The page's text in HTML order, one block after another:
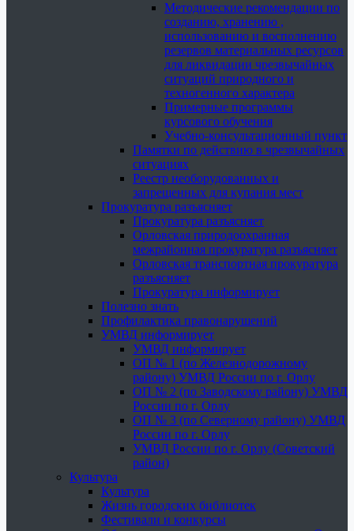
Методические рекомендации по
созданию, хранению ,
использованию и восполнению
резервов материальных ресурсов
для ликвидации чрезвычайных
ситуаций природного и
техногенного характера
Примерные программы
курсового обучения
Учебно-консультационный пункт
Памятки по действию в чрезвычайных
ситуациях
Реестр необорудованных и
запрещенных для купания мест
Прокуратура разъясняет
Прокуратура разъясняет
Орловская природоохранная
межрайонная прокуратура разъясняет
Орловская транспортная прокуратура
разъясняет
Прокуратура информирует
Полезно знать
Профилактика правонарушений
УМВД информирует
УМВД информирует
ОП № 1 (по Железнодорожному
району) УМВД России по г. Орлу
ОП № 2 (по Заводскому району) УМВД
России по г. Орлу
ОП № 3 (по Северному району) УМВД
России по г. Орлу
УМВД России по г. Орлу (Советский
район)
Культура
Культура
Жизнь городских библиотек
Фестивали и конкурсы